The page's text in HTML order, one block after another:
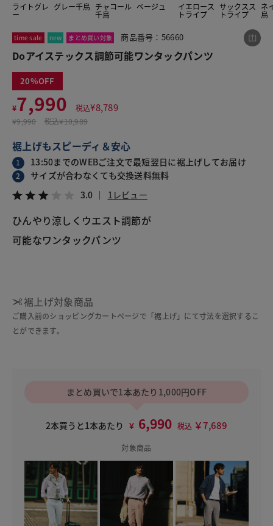
ライトグレ
ー
グレー千鳥 チャコール
千鳥
ベージュ イエロース
トライプ
サックスス
トライプ
ネ
鳥
time sale new まとめ買い対象 商品番号：56660
Doアイステックス調節可能ワンタックパンツ
20
¥7,990 税込¥8,789
¥9,990 税込¥10,989
裾上げもスピーディ＆安心
1 13:50までのWEBご注文で最短翌日に裾上げしてお届け
2
サイズが合わなくても交換送料無料
3.0
1レビュー
ひんやり涼しくウエスト調節が
可能なワンタックパンツ
裾上げ対象商品
ご購入前のショッピングカートページで「裾上げ」にて寸法を選択するこ
とができます。
まとめ買いで1本あたり1,000円OFF
2本買うと1本あたり ￥ 6,990 税込 ￥7,689
対象商品
この商品をシェアする
Doアイステックス調節可能ワンタックパンツ
¥7,990 税込¥8,789
LINE